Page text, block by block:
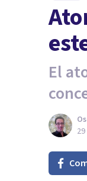
El